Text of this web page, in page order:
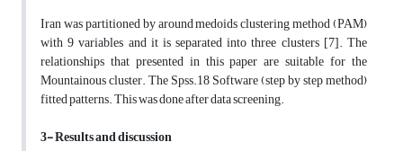
Iran was partitioned by around medoids clustering method (PAM)
with 9 variables and it is separated into three clusters [7]. The
relationships that presented in this paper are suitable for the
Mountainous cluster. The Spss.18 Software (step by step method)
fitted patterns. This was done after data screening.
3- Results and discussion